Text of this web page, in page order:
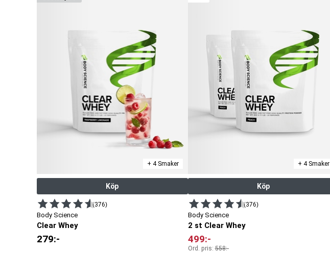
+ 4 Smaker
Köp
(376)
Body Science
Clear Whey
279:-
+ 4 Smaker
Köp
(376)
Body Science
2 st Clear Whey
499:-
Ord. pris:558:-